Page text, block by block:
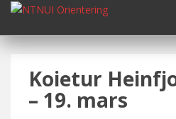
i
Koietur
– 19. mars